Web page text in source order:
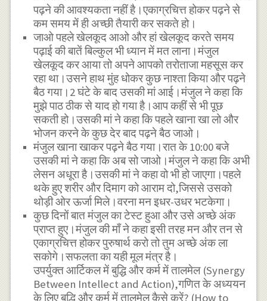
पढ़ने की आवश्यकता नहीं है।एकाग्रचित्त होकर पढ़ने से
कम समय में ही अच्छी तैयारी कर सकते हो।
जाओ पहले खेलकूद आओ और हां खेलकूद करते समय
पढ़ाई की बातें बिल्कुल भी ध्यान में मत लाना।मंजुल
खेलकूद कर आया तो अपने आपको तरोताजा महसूस कर
रहा था।उसने हाथ मुंह धोकर कुछ नाश्ता किया और पढ़ने
बैठ गया।2 घंटे के बाद उसकी मां आई।मंजुल ने कहा कि
मुझे पाठ ठीक से याद हो गया है।आप कहीं से भी पूछ
सकती हो।उसकी मां ने कहा कि पहले खाना खा लो और
भोजन करने के कुछ देर बाद पढ़ने बैठ जाओ।
मंजुल खाना खाकर पढ़ने बैठ गया।रात के 10:00 बजे
उसकी मां ने कहा कि अब सो जाओ।मंजुल ने कहा कि अभी
लेसन अधूरा है।उसकी मां ने कहा वो भी हो जाएगा।पहले
थके हुए शरीर और दिमाग को आराम दो,जिससे उसको
थोड़ी ओर ऊर्जा मिले।वरना मन इधर-उधर भटकेगा।
कुछ दिनों बात मंजुल का टेस्ट हुआ और उसे अच्छे अंक
प्राप्त हुए।मंजुल की माँ ने कहा इसी तरह मन और तन से
एकाग्रचित्त होकर पुरुषार्थ करो तो तुम अच्छे अंक ला
सकोगे।सफलता का यही मूल मंत्र है।
उपर्युक्त आर्टिकल में बुद्धि और कर्म में तालमेल (Synergy
Between Intellect and Action),गणित के अध्ययन
के लिए बुद्धि और कर्म में तालमेल कैसे करें? (How to